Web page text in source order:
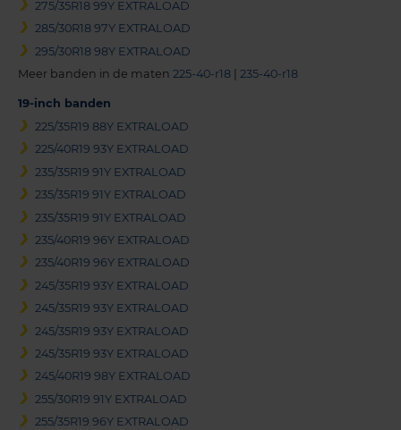
275/35R18 99Y EXTRALOAD
285/30R18 97Y EXTRALOAD
295/30R18 98Y EXTRALOAD
Meer banden in de maten 225-40-r18 235-40-r18
19-inch banden
225/35R19 88Y EXTRALOAD
225/40R19 93Y EXTRALOAD
235/35R19 91Y EXTRALOAD
235/35R19 91Y EXTRALOAD
235/35R19 91Y EXTRALOAD
235/40R19 96Y EXTRALOAD
235/40R19 96Y EXTRALOAD
245/35R19 93Y EXTRALOAD
245/35R19 93Y EXTRALOAD
245/35R19 93Y EXTRALOAD
245/35R19 93Y EXTRALOAD
245/40R19 98Y EXTRALOAD
255/30R19 91Y EXTRALOAD
255/35R19 96Y EXTRALOAD